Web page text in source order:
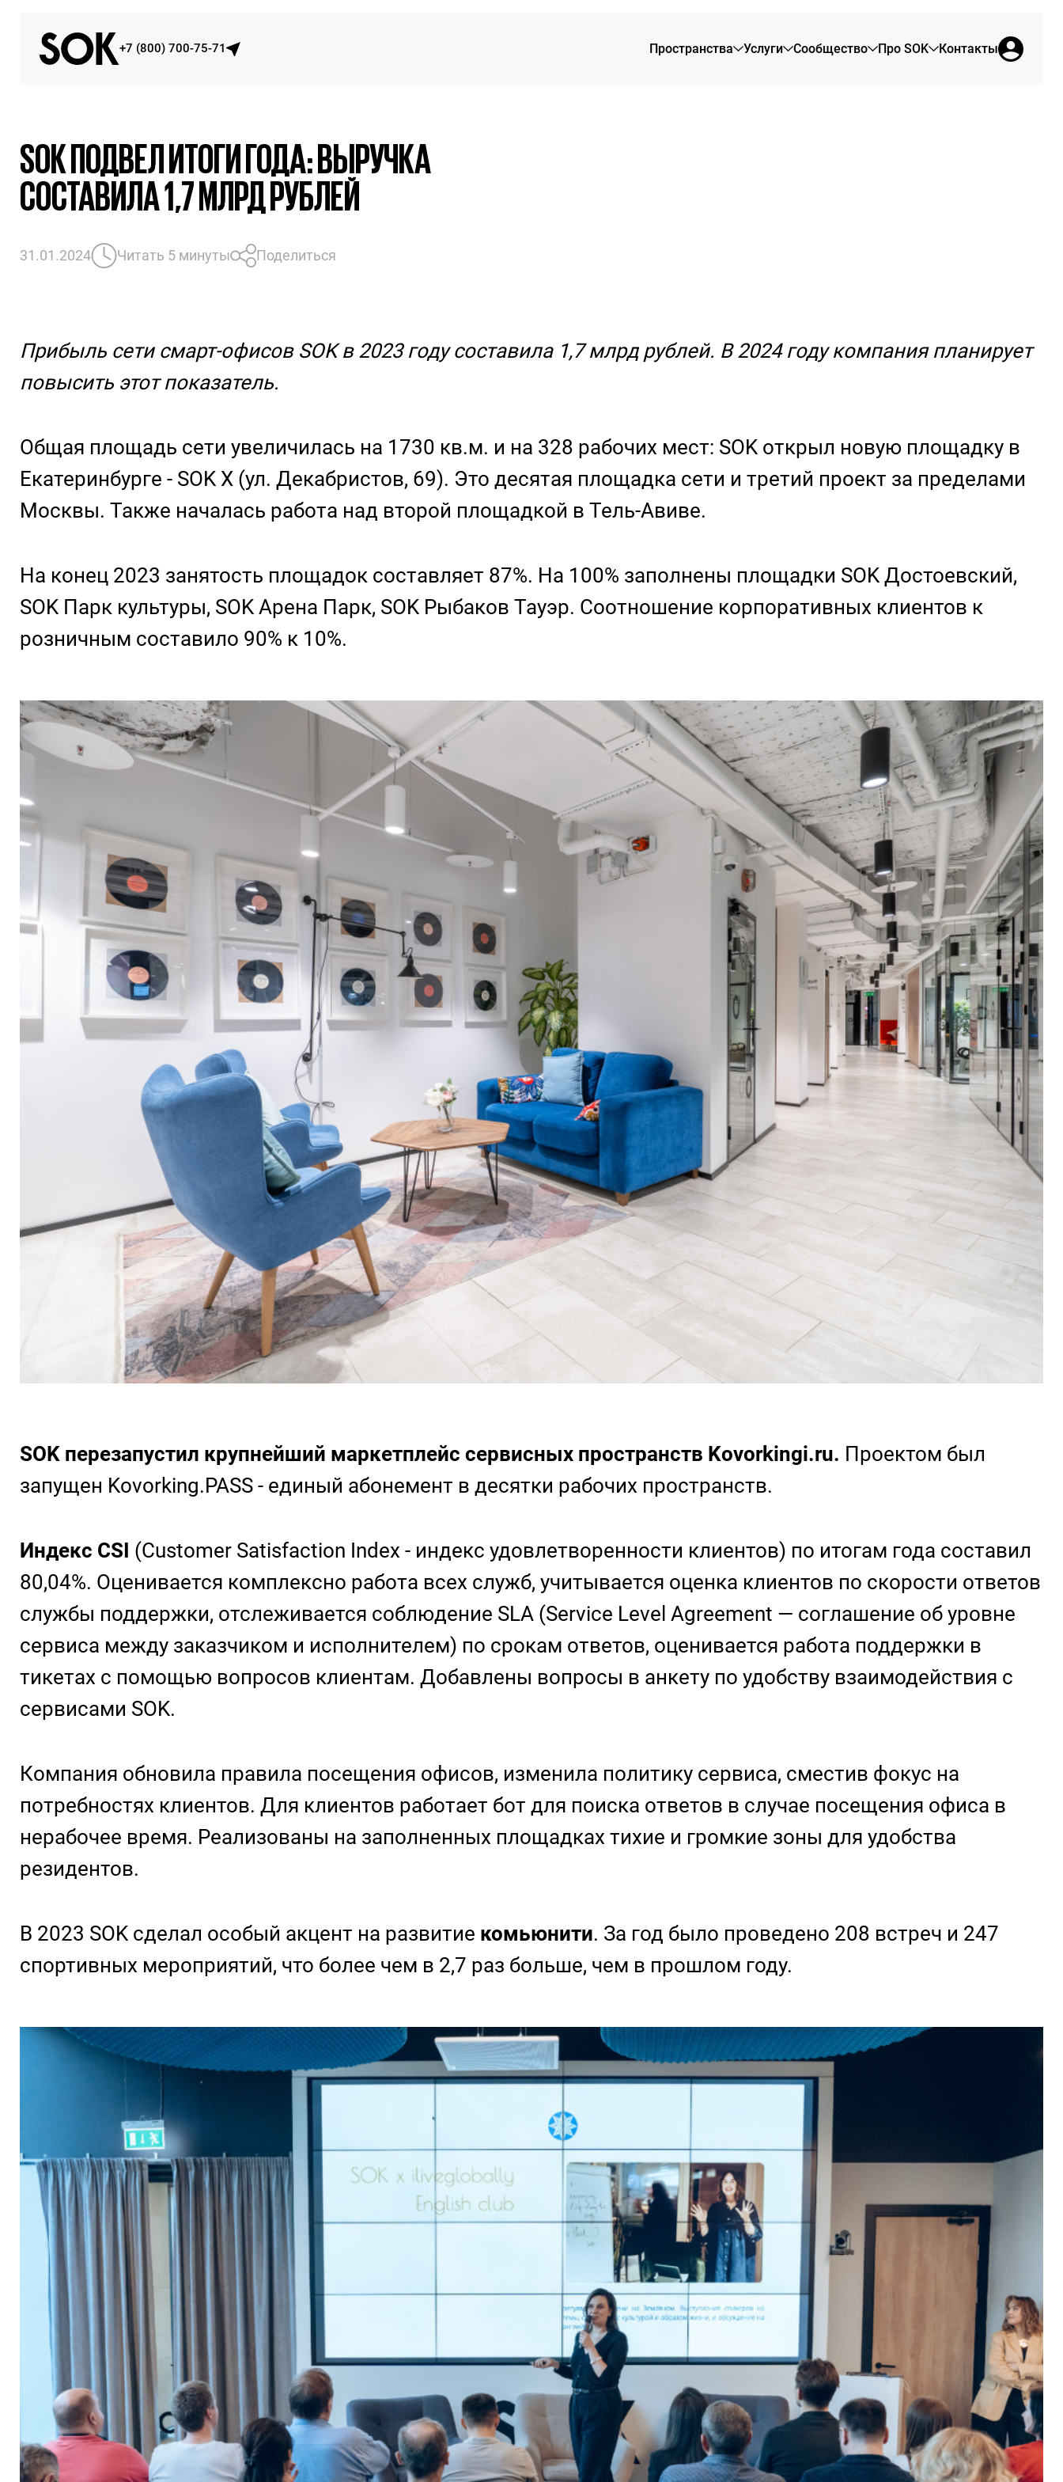
+7 (800) 700-75-71 Пространства Услуги Сообщество Про SOK Контакты
SOK ПОДВЕЛ ИТОГИ ГОДА: ВЫРУЧКА
СОСТАВИЛА 1,7 МЛРД РУБЛЕЙ
31.01.2024 Читать 5 минуты Поделиться
Прибыль сети смарт-офисов SOK в 2023 году составила 1,7 млрд рублей. В 2024 году компания планирует
повысить этот показатель.
Общая площадь сети увеличилась на 1730 кв.м. и на 328 рабочих мест: SOK открыл новую площадку в
Екатеринбурге - SOK X (ул. Декабристов, 69). Это десятая площадка сети и третий проект за пределами
Москвы. Также началась работа над второй площадкой в Тель-Авиве.
На конец 2023 занятость площадок составляет 87%. На 100% заполнены площадки SOK Достоевский,
SOK Парк культуры, SOK Арена Парк, SOK Рыбаков Тауэр. Соотношение корпоративных клиентов к
розничным составило 90% к 10%.
SOK перезапустил крупнейший маркетплейс сервисных пространств Kovorkingi.ru. Проектом был
запущен Kovorking.PASS - единый абонемент в десятки рабочих пространств.
Индекс CSI (Customer Satisfaction Index - индекс удовлетворенности клиентов) по итогам года составил
80,04%. Оценивается комплексно работа всех служб, учитывается оценка клиентов по скорости ответов
службы поддержки, отслеживается соблюдение SLA (Service Level Agreement — соглашение об уровне
сервиса между заказчиком и исполнителем) по срокам ответов, оценивается работа поддержки в
тикетах с помощью вопросов клиентам. Добавлены вопросы в анкету по удобству взаимодействия с
сервисами SOK.
Компания обновила правила посещения офисов, изменила политику сервиса, сместив фокус на
потребностях клиентов. Для клиентов работает бот для поиска ответов в случае посещения офиса в
нерабочее время. Реализованы на заполненных площадках тихие и громкие зоны для удобства
резидентов.
В 2023 SOK сделал особый акцент на развитие комьюнити. За год было проведено 208 встреч и 247
спортивных мероприятий, что более чем в 2,7 раз больше, чем в прошлом году.